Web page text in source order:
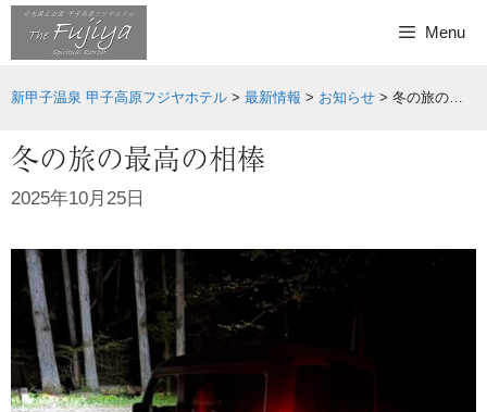
Skip
Menu
新甲子温泉 甲子高原フジヤホテル > 最新情報 > お知らせ > 冬の旅の最高の相棒
冬の旅の最高の相棒
2025年10月25日